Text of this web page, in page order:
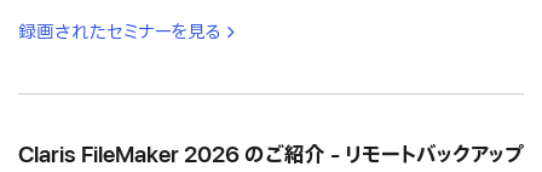
録画されたセミナーを見る
Claris FileMaker 2026 のご紹介 - リモートバックアップ